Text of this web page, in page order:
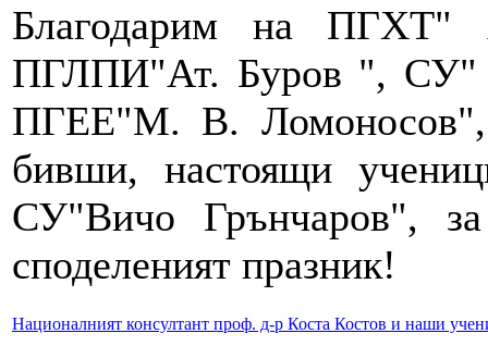
Благодарим на ПГХТ"
ПГЛПИ"Ат. Буров ", СУ"
ПГЕЕ"М. В.
бивши, настоящи
СУ"Вичо Грънчаров",
споделеният празник!
Националният консултант проф. д-р Коста Костов и наши